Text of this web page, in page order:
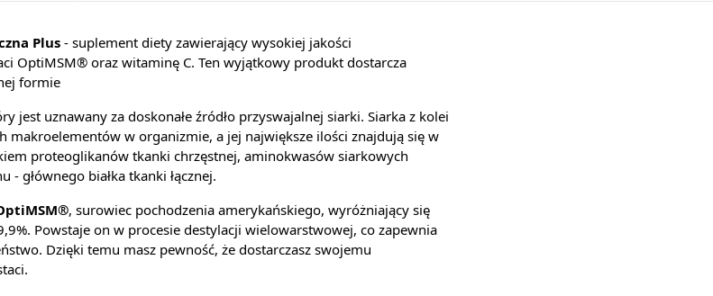
Plus - suplement diety zawierający wysokiej jakości
OptiMSM® oraz witaminę C. Ten wyjątkowy produkt dostarcza
formie
jest uznawany za doskonałe źródło przyswajalnej siarki. Siarka z kolei
makroelementów w organizmie, a jej największe ilości znajdują się w
proteoglikanów tkanki chrzęstnej, aminokwasów siarkowych
głównego białka tkanki łącznej.
, surowiec pochodzenia amerykańskiego, wyróżniający się
Powstaje on w procesie destylacji wielowarstwowej, co zapewnia
Dzięki temu masz pewność, że dostarczasz swojemu